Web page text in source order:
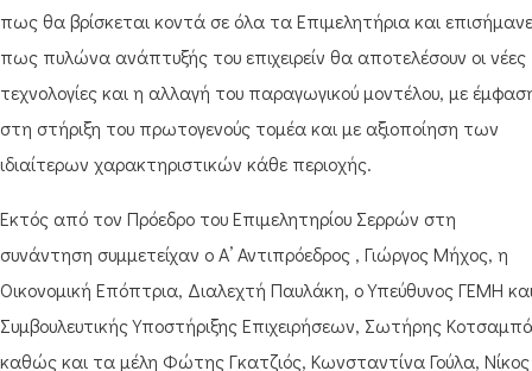
πως θα βρίσκεται κοντά σε όλα τα Επιμελητήρια και επισήμανε
πως πυλώνα ανάπτυξής του επιχειρείν θα αποτελέσουν οι νέες
τεχνολογίες και η αλλαγή του παραγωγικού μοντέλου, με
στη στήριξη του πρωτογενούς τομέα και με αξιοποίηση των
ιδιαίτερων χαρακτηριστικών κάθε περιοχής.
Εκτός από τον Πρόεδρο του Επιμελητηρίου Σερρών στη
συνάντηση συμμετείχαν ο Α’ Αντιπρόεδρος , Γιώργος Μήχος, η
Οικονομική Επόπτρια, Διαλεχτή Παυλάκη, ο Υπεύθυνος ΓΕΜΗ
Συμβουλευτικής Υποστήριξης Επιχειρήσεων, Σωτήρης
καθώς και τα μέλη Φώτης Γκατζιός, Κωνσταντίνα Γούλα, Νίκος